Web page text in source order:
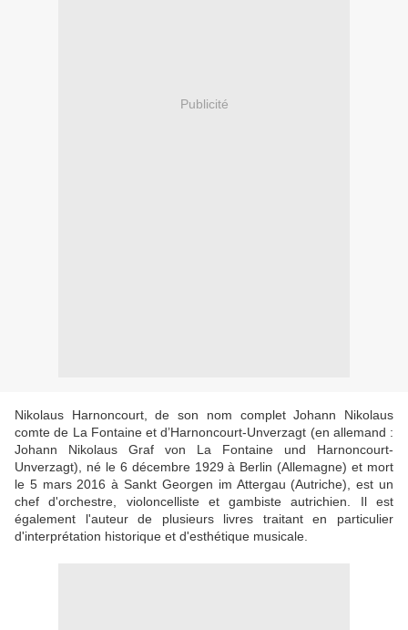
Publicité
Nikolaus Harnoncourt, de son nom complet Johann Nikolaus
comte de La Fontaine et d’Harnoncourt-Unverzagt (en allemand :
Johann Nikolaus Graf von La Fontaine und Harnoncourt-
Unverzagt), né le 6 décembre 1929 à Berlin (Allemagne) et mort
le 5 mars 2016 à Sankt Georgen im Attergau (Autriche), est un
chef d'orchestre, violoncelliste et gambiste autrichien. Il est
également l'auteur de plusieurs livres traitant en particulier
d'interprétation historique et d'esthétique musicale.